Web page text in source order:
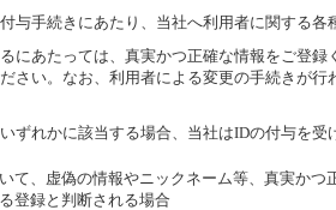
与手続きにあたり、当社へ利用者に関する各
にあたっては、真実かつ正確な情報をご登
さい。なお、利用者による変更の手続きが
ずれかに該当する場合、当社はIDの付与を受
て、虚偽の情報やニックネーム等、真実かつ
登録と判断される場合